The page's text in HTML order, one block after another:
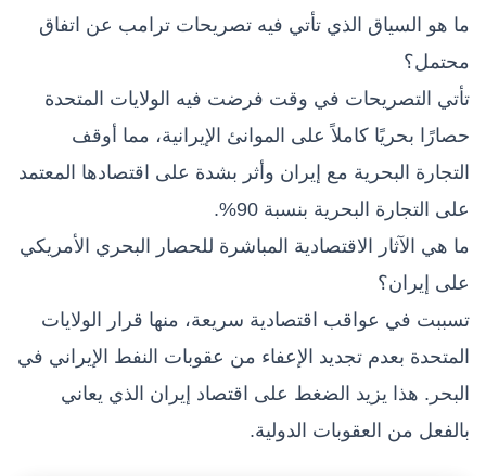
ما هو السياق الذي تأتي فيه تصريحات ترامب عن اتفاق
محتمل؟
تأتي التصريحات في وقت فرضت فيه الولايات المتحدة
حصارًا بحريًا كاملاً على الموانئ الإيرانية، مما أوقف
التجارة البحرية مع إيران وأثر بشدة على اقتصادها المعتمد
على التجارة البحرية بنسبة 90%.
ما هي الآثار الاقتصادية المباشرة للحصار البحري الأمريكي
على إيران؟
تسببت في عواقب اقتصادية سريعة، منها قرار الولايات
المتحدة بعدم تجديد الإعفاء من عقوبات النفط الإيراني في
البحر. هذا يزيد الضغط على اقتصاد إيران الذي يعاني
بالفعل من العقوبات الدولية.